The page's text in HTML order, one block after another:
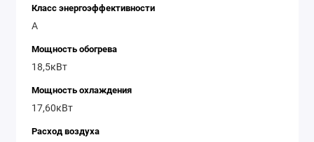
Класс энергоэффективности
А
Мощность обогрева
18,5кВт
Мощность охлаждения
17,60кВт
Расход воздуха